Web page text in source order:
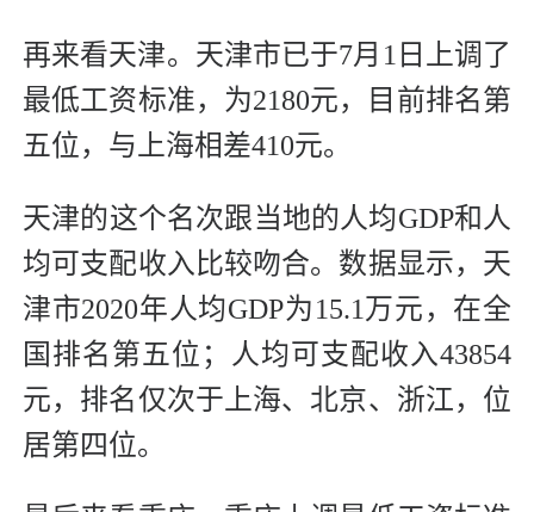
再来看天津。天津市已于7月1日上调了
最低工资标准，为2180元，目前排名第
五位，与上海相差410元。
天津的这个名次跟当地的人均GDP和人
均可支配收入比较吻合。数据显示，天
津市2020年人均GDP为15.1万元，在全
国排名第五位；人均可支配收入43854
元，排名仅次于上海、北京、浙江，位
居第四位。